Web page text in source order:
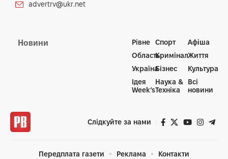
advertrv@ukr.net
Новини
Рівне
Область
Україна
Ідея
Week’s
Спорт
Кримінал
Бізнес
Наука &
Техніка
Афіша
Життя
Культура
Всі
новини
Слідкуйте за нами
Передплата газети Реклама Контакти